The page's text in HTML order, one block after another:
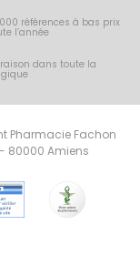
références à bas prix
l’année
dans toute la
Pharmacie Fachon
- 80000 Amiens